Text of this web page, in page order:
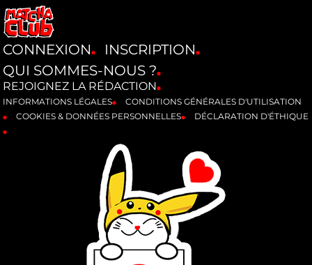
CONNEXION
INSCRIPTION
QUI SOMMES-NOUS ?
REJOIGNEZ LA RÉDACTION
INFORMATIONS LÉGALES
CONDITIONS GÉNÉRALES D'UTILISATION
COOKIES & DONNÉES PERSONNELLES
DÉCLARATION D'ÉTHIQUE